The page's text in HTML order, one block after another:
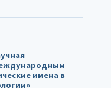
имена в